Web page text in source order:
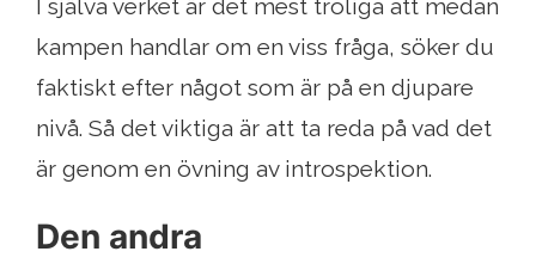
I själva verket är det mest troliga att medan
kampen handlar om en viss fråga, söker du
faktiskt efter något som är på en djupare
nivå. Så det viktiga är att ta reda på vad det
är genom en övning av introspektion.
Den andra